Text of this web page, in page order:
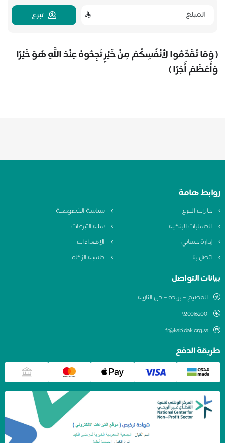
تبرع
( وَمَا تُقَدِّمُوا لأنْفُسِكُمْ مِنْ خَيْرٍ تَجِدُوهُ عِنْدَ اللَّهِ هُوَ خَيْرًا
وَأَعْظَمَ أَجْرًا )
روابط هامة
حالات التبرع
سياسة الخصوصية
الحسابات البنكية
سلة التبرعات
إدارة حسابي
الإهداءات
اتصل بنا
حاسبة الزكاة
بيانات التواصل
القصيم – بريدة – حي النازية
920016200
fr@kabidak.org.sa
طريقة الدفع